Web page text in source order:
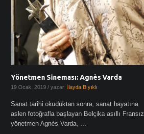
Yönetmen Sineması: Agnès Varda
19 Ocak, 2019 / yazar: İlayda Bıyıklı
Sanat tarihi okuduktan sonra, sanat hayatına
aslen fotoğrafla başlayan Belçika asıllı Fransız
yönetmen Agnès Varda, ...